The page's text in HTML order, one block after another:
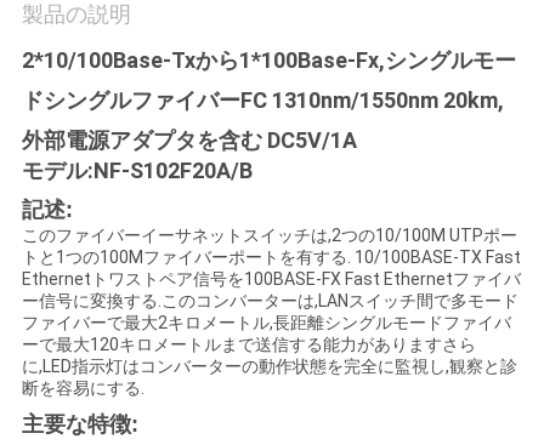
に
連
絡
し
な
さ
い
ニ
製品の説明
2*10/100Base-Txから1*100Base-Fx,シングルモー
ドシングルファイバーFC 1310nm/1550nm 20km,
外部電源アダプタを含む DC5V/1A
モデル:NF-S102F20A/B
記述:
このファイバーイーサネットスイッチは,2つの10/100M UTPポー
トと1つの100Mファイバーポートを有する. 10/100BASE-TX Fast
Ethernetトワストペア信号を100BASE-FX Fast Ethernetファイバ
ー信号に変換する.このコンバーターは,LANスイッチ間で多モード
ファイバーで最大2キロメートル,長距離シングルモードファイバ
ーで最大120キロメートルまで送信する能力がありますさら
に,LED指示灯はコンバーターの動作状態を完全に監視し,観察と診
断を容易にする.
主要な特徴: